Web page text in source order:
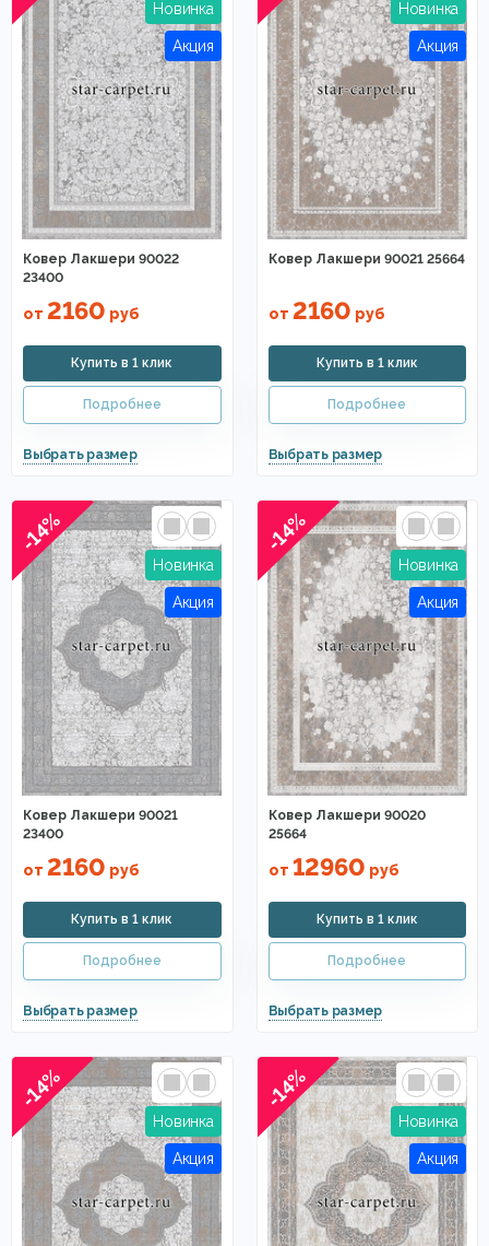
Ковер Лакшери 90022
23400
от 2160 руб
Ковер Лакшери 90021 25664
от 2160 руб
-14%
Ковер Лакшери 90021
23400
от 2160 руб
-14%
Ковер Лакшери 90020
25664
от 12960 руб
-14% -14%